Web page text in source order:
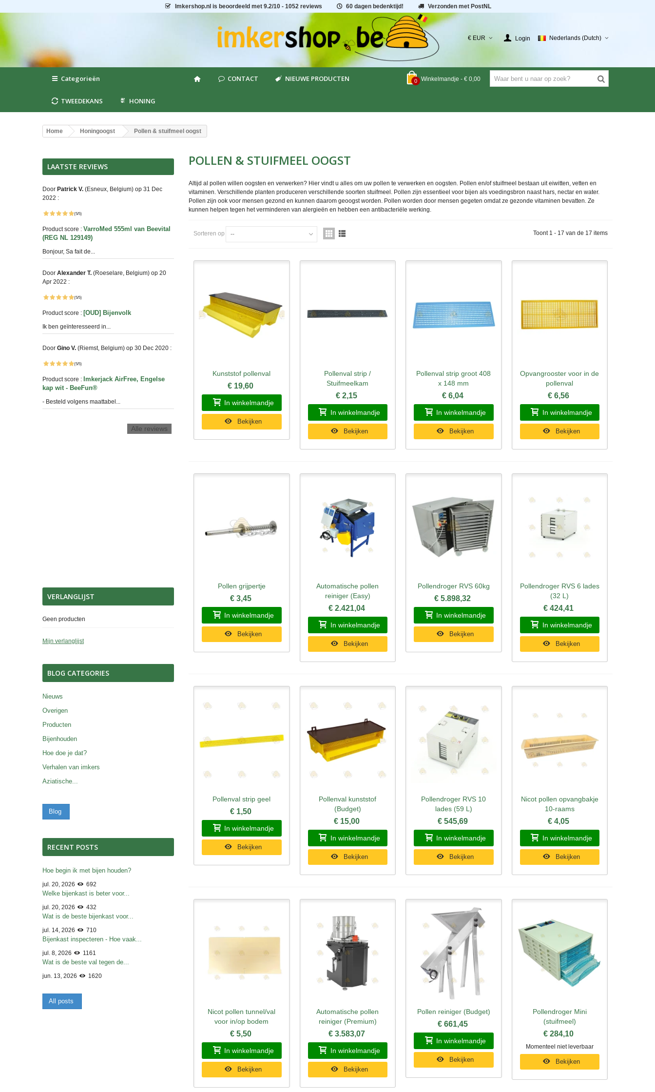
Imkershop.nl is beoordeeld met 9.2/10 - 1052 reviews 60 dagen bedenktijd! Verzonden met PostNL
€ EUR Login Nederlands (Dutch)
0 Winkelmandje - € 0,00
Categorieën CONTACT NIEUWE PRODUCTEN
TWEEDEKANS HONING
Home Honingoogst Pollen & stuifmeel oogst
LAATSTE REVIEWS
Door Patrick V. (Esneux, Belgium) op 31 Dec
2022 :
(5/5)
Product score : VarroMed 555ml van Beevital
(REG NL 129149)
Bonjour, Sa fait de...
Door Alexander T. (Roeselare, Belgium) op 20
Apr 2022 :
(5/5)
Product score : [OUD] Bijenvolk
Ik ben geïnteresseerd in...
Door Gino V. (Riemst, Belgium) op 30 Dec 2020 :
(5/5)
Product score : Imkerjack AirFree, Engelse
kap wit - BeeFun®
- Besteld volgens maattabel...
Alle reviews
VERLANGLIJST
Geen producten
Mijn verlanglijst
BLOG CATEGORIES
Nieuws
Overigen
Producten
Bijenhouden
Hoe doe je dat?
Verhalen van imkers
Aziatische...
Blog
RECENT POSTS
Hoe begin ik met bijen houden?
jul. 20, 2026 692
Welke bijenkast is beter voor...
jul. 20, 2026 432
Wat is de beste bijenkast voor...
jul. 14, 2026 710
Bijenkast inspecteren - Hoe vaak...
jul. 8, 2026 1161
Wat is de beste val tegen de...
jun. 13, 2026 1620
All posts
POLLEN & STUIFMEEL OOGST
Altijd al pollen willen oogsten en verwerken? Hier vindt u alles om uw pollen te verwerken en oogsten. Pollen en/of stuifmeel bestaan uit eiwitten, vetten en
vitaminen. Verschillende planten produceren verschillende soorten stuifmeel. Pollen zijn essentieel voor bijen als voedingsbron naast hars, nectar en water.
Pollen zijn ook voor mensen gezond en kunnen daarom geoogst worden. Pollen worden door mensen gegeten omdat ze gezonde vitaminen bevatten. Ze
kunnen helpen tegen het verminderen van alergieën en hebben een antibacteriële werking.
Sorteren op -- Toont 1 - 17 van de 17 items
Snel bekijken
Kunststof pollenval
€ 19,60
In winkelmandje
Bekijken
Snel bekijken
Pollenval strip /
Stuifmeelkam
€ 2,15
In winkelmandje
Bekijken
Snel bekijken
Pollenval strip groot 408
x 148 mm
€ 6,04
In winkelmandje
Bekijken
Snel bekijken
Opvangrooster voor in de
pollenval
€ 6,56
In winkelmandje
Bekijken
Snel bekijken
Pollen grijpertje
€ 3,45
In winkelmandje
Bekijken
Snel bekijken
Automatische pollen
reiniger (Easy)
€ 2.421,04
In winkelmandje
Bekijken
Snel bekijken
Pollendroger RVS 60kg
€ 5.898,32
In winkelmandje
Bekijken
Snel bekijken
Pollendroger RVS 6 lades
(32 L)
€ 424,41
In winkelmandje
Bekijken
Snel bekijken
Pollenval strip geel
€ 1,50
In winkelmandje
Bekijken
Snel bekijken
Pollenval kunststof
(Budget)
€ 15,00
In winkelmandje
Bekijken
Snel bekijken
Pollendroger RVS 10
lades (59 L)
€ 545,69
In winkelmandje
Bekijken
Snel bekijken
Nicot pollen opvangbakje
10-raams
€ 4,05
In winkelmandje
Bekijken
Snel bekijken
Nicot pollen tunnel/val
voor in/op bodem
€ 5,50
In winkelmandje
Bekijken
Snel bekijken
Automatische pollen
reiniger (Premium)
€ 3.583,07
In winkelmandje
Bekijken
Snel bekijken
Pollen reiniger (Budget)
€ 661,45
In winkelmandje
Bekijken
Snel bekijken
Pollendroger Mini
(stuifmeel)
€ 284,10
Momenteel niet leverbaar
Bekijken